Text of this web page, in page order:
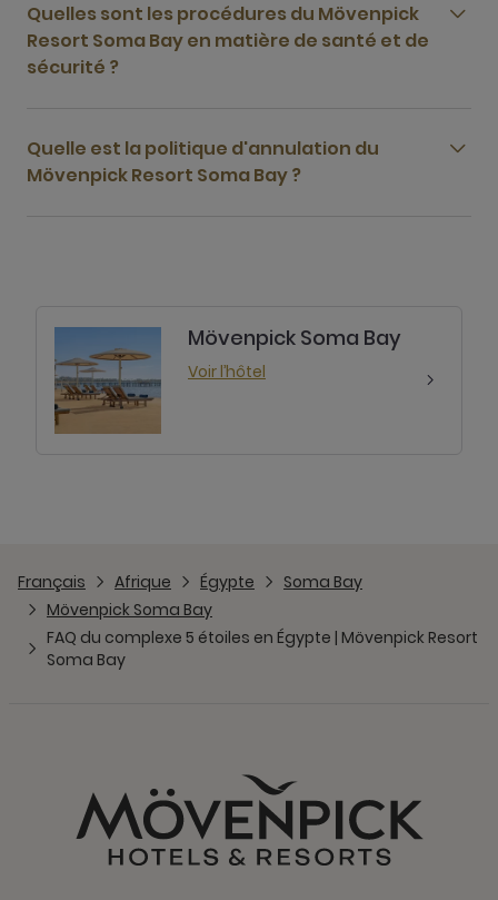
Quelles sont les procédures du Mövenpick
Resort Soma Bay en matière de santé et de
sécurité ?
Quelle est la politique d'annulation du
Mövenpick Resort Soma Bay ?
Mövenpick Soma Bay
Voir l’hôtel
Français Afrique Égypte
Soma Bay
Mövenpick Soma Bay
FAQ du complexe 5 étoiles en Égypte | Mövenpick Resort
Soma Bay